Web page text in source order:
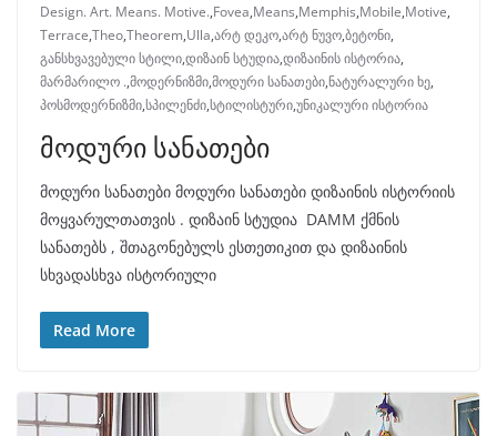
Design. Art. Means. Motive.,Fovea,Means,Memphis,Mobile,Motive,
Terrace,Theo,Theorem,Ulla,არტ დეკო,არტ ნუვო,ბეტონი,
განსხვავებული სტილი,დიზაინ სტუდია,დიზაინის ისტორია,
მარმარილო .,მოდერნიზმი,მოდური სანათები,ნატურალური ხე,
პოსმოდერნიზმი,სპილენძი,სტილისტური,უნიკალური ისტორია
მოდური სანათები
მოდური სანათები მოდური სანათები დიზაინის ისტორიის
მოყვარულთათვის . დიზაინ სტუდია DAMM ქმნის
სანათებს , შთაგონებულს ესთეთიკით და დიზაინის
სხვადასხვა ისტორიული
Read More